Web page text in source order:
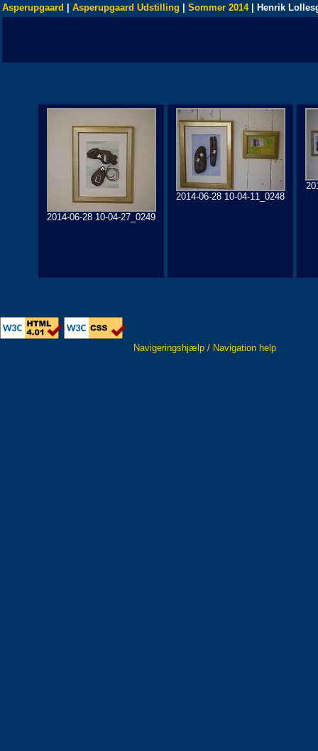
Asperupgaard Asperupgaard Udstilling Sommer 2014| Henrik
2014-06-28 10-04-27_0249
2014-06-28 10-04-11_0248
Navigeringshjælp / Navigation help